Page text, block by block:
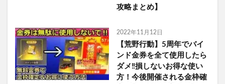
攻略まとめ】
2022年11月12日
【荒野行動】5周年でバイ
ンド金券を全て使用したら
ダメ‼損しないお得な使い
方！今後開催される金枠確